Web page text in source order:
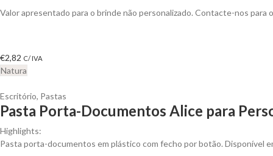
Valor apresentado para o brinde não personalizado. Contacte-nos
€2,82 C/ IVA
Natura
Escritório, Pastas
Pasta Porta-Documentos Alice para
Highlights:
Pasta porta-documentos em plástico com fecho por botão. Disponível